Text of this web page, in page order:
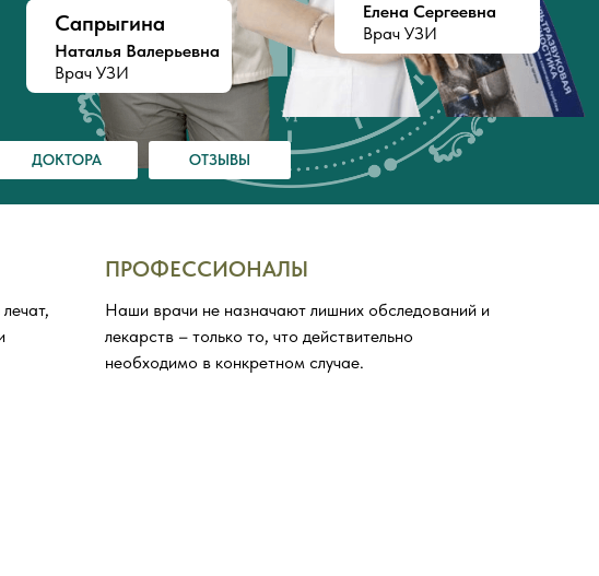
Сапрыгина
Наталья Валерьевна
Врач УЗИ
Елена Сергеевна
Врач УЗИ
ДОКТОРА ОТЗЫВЫ
ПРОФЕССИОНАЛЫ
Наши врачи не назначают лишних обследований и
лекарств – только то, что действительно
необходимо в конкретном случае.